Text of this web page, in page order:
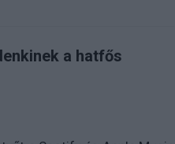
a hatfős